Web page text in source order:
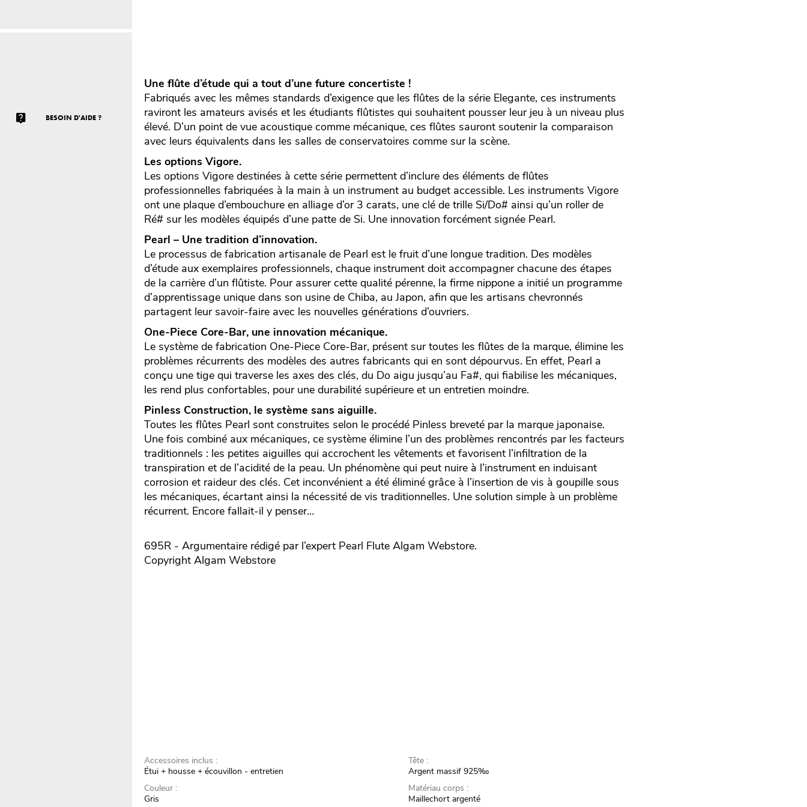
BESOIN D'AIDE ?
Une flûte d’étude qui a tout d’une future concertiste !
Fabriqués avec les mêmes standards d’exigence que les flûtes de la série Elegante, ces instruments
raviront les amateurs avisés et les étudiants flûtistes qui souhaitent pousser leur jeu à un niveau plus
élevé. D’un point de vue acoustique comme mécanique, ces flûtes sauront soutenir la comparaison
avec leurs équivalents dans les salles de conservatoires comme sur la scène.
Les options Vigore.
Les options Vigore destinées à cette série permettent d’inclure des éléments de flûtes
professionnelles fabriquées à la main à un instrument au budget accessible. Les instruments Vigore
ont une plaque d’embouchure en alliage d’or 3 carats, une clé de trille Si/Do# ainsi qu’un roller de
Ré# sur les modèles équipés d’une patte de Si. Une innovation forcément signée Pearl.
Pearl – Une tradition d’innovation.
Le processus de fabrication artisanale de Pearl est le fruit d’une longue tradition. Des modèles
d’étude aux exemplaires professionnels, chaque instrument doit accompagner chacune des étapes
de la carrière d’un flûtiste. Pour assurer cette qualité pérenne, la firme nippone a initié un programme
d’apprentissage unique dans son usine de Chiba, au Japon, afin que les artisans chevronnés
partagent leur savoir-faire avec les nouvelles générations d’ouvriers.
One-Piece Core-Bar, une innovation mécanique.
Le système de fabrication One-Piece Core-Bar, présent sur toutes les flûtes de la marque, élimine les
problèmes récurrents des modèles des autres fabricants qui en sont dépourvus. En effet, Pearl a
conçu une tige qui traverse les axes des clés, du Do aigu jusqu’au Fa#, qui fiabilise les mécaniques,
les rend plus confortables, pour une durabilité supérieure et un entretien moindre.
Pinless Construction, le système sans aiguille.
Toutes les flûtes Pearl sont construites selon le procédé Pinless breveté par la marque japonaise.
Une fois combiné aux mécaniques, ce système élimine l’un des problèmes rencontrés par les facteurs
traditionnels : les petites aiguilles qui accrochent les vêtements et favorisent l’infiltration de la
transpiration et de l’acidité de la peau. Un phénomène qui peut nuire à l’instrument en induisant
corrosion et raideur des clés. Cet inconvénient a été éliminé grâce à l’insertion de vis à goupille sous
les mécaniques, écartant ainsi la nécessité de vis traditionnelles. Une solution simple à un problème
récurrent. Encore fallait-il y penser…
695R - Argumentaire rédigé par l’expert Pearl Flute Algam Webstore.
Copyright Algam Webstore
Accessoires inclus :
Étui + housse + écouvillon - entretien
Couleur :
Gris
Tête :
Argent massif 925‰
Matériau corps :
Maillechort argenté